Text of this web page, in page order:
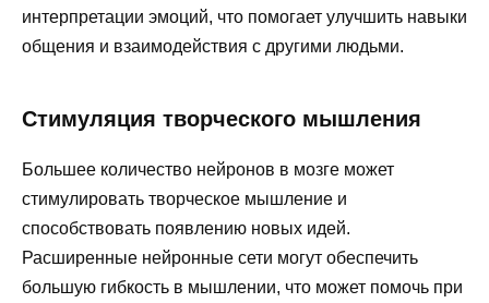
интерпретации эмоций, что помогает улучшить навыки
общения и взаимодействия с другими людьми.
Стимуляция творческого мышления
Большее количество нейронов в мозге может
стимулировать творческое мышление и
способствовать появлению новых идей.
Расширенные нейронные сети могут обеспечить
большую гибкость в мышлении, что может помочь при